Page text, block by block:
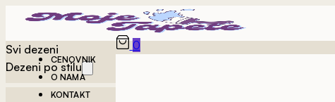
CENOVNIK
O NAMA
KONTAKT
0
Svi dezeni
Dezeni po stilu